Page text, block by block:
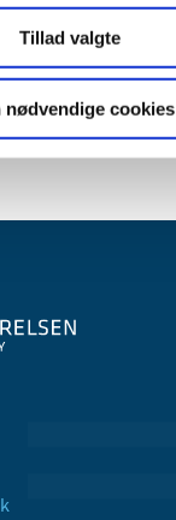
Tillad valgte
nødvendige cookies